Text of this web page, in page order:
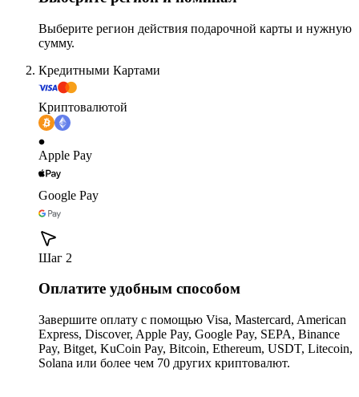
Выберите регион действия подарочной карты и нужную
сумму.
Кредитными Картами
Криптовалютой
Apple Pay
Google Pay
Шаг 2
Оплатите удобным способом
Завершите оплату с помощью Visa, Mastercard, American
Express, Discover, Apple Pay, Google Pay, SEPA, Binance
Pay, Bitget, KuCoin Pay, Bitcoin, Ethereum, USDT, Litecoin,
Solana или более чем 70 других криптовалют.